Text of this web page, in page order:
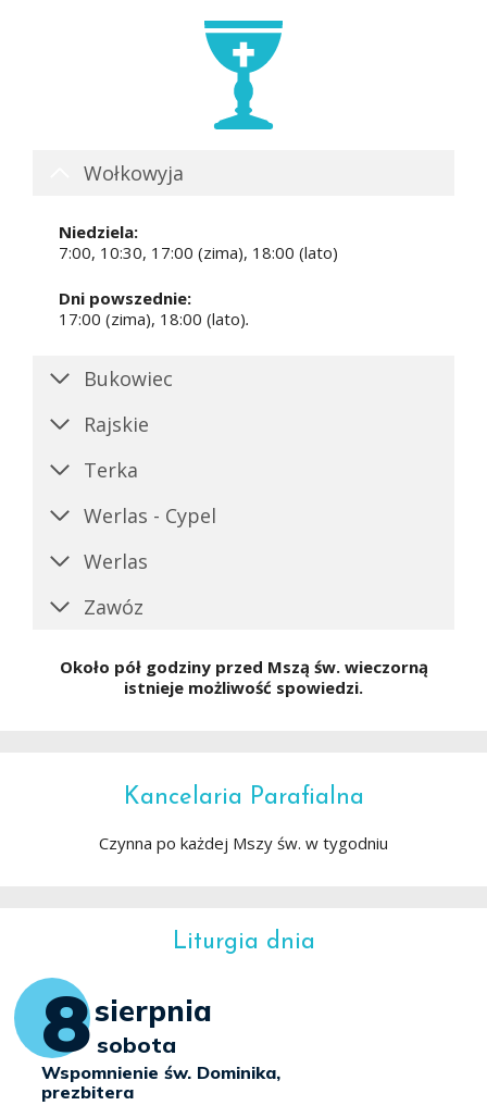
Wołkowyja
Niedziela:
7:00, 10:30, 17:00 (zima), 18:00 (lato)
Dni powszednie:
17:00 (zima), 18:00 (lato).
Bukowiec
Rajskie
Terka
Werlas - Cypel
Werlas
Zawóz
Około pół godziny przed Mszą św. wieczorną
istnieje możliwość spowiedzi.
Kancelaria Parafialna
Czynna po każdej Mszy św. w tygodniu
Liturgia dnia